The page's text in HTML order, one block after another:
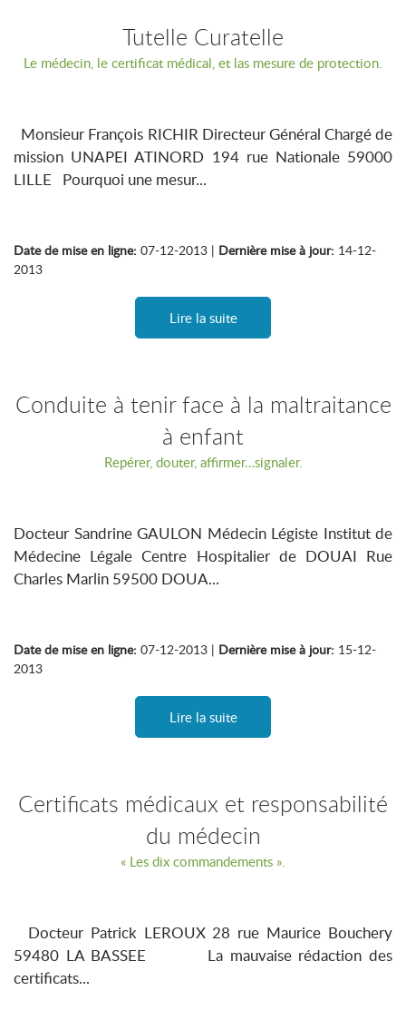
Tutelle Curatelle
Le médecin, le certificat médical, et las mesure de protection.
Monsieur François RICHIR Directeur Général Chargé de
mission UNAPEI ATINORD 194 rue Nationale 59000
LILLE Pourquoi une mesur...
Date de mise en ligne: 07-12-2013 | Dernière mise à jour: 14-12-
2013
Lire la suite
Conduite à tenir face à la maltraitance
à enfant
Repérer, douter, affirmer…signaler.
Docteur Sandrine GAULON Médecin Légiste Institut de
Médecine Légale Centre Hospitalier de DOUAI Rue
Charles Marlin 59500 DOUA...
Date de mise en ligne: 07-12-2013 | Dernière mise à jour: 15-12-
2013
Lire la suite
Certificats médicaux et responsabilité
du médecin
« Les dix commandements ».
Docteur Patrick LEROUX 28 rue Maurice Bouchery
59480 LA BASSEE La mauvaise rédaction des
certificats...